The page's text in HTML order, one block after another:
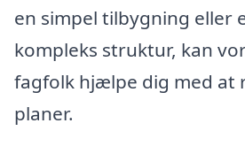
en simpel tilbygning eller
kompleks struktur, kan
fagfolk hjælpe dig med at
planer.